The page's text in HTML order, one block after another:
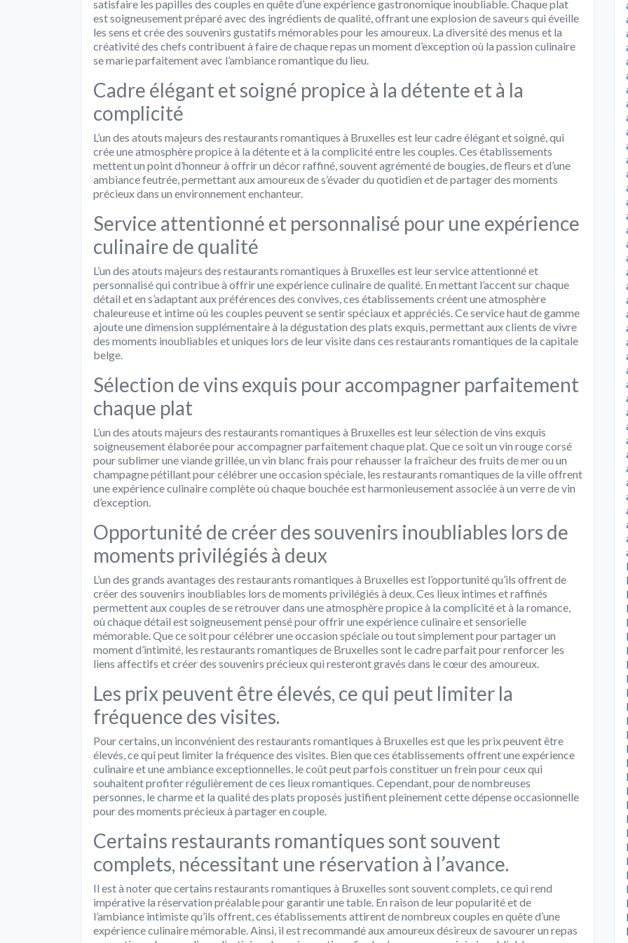
satisfaire les papilles des couples en quête d’une expérience gastronomique inoubliable. Chaque plat
est soigneusement préparé avec des ingrédients de qualité, offrant une explosion de saveurs qui éveille
les sens et crée des souvenirs gustatifs mémorables pour les amoureux. La diversité des menus et la
créativité des chefs contribuent à faire de chaque repas un moment d’exception où la passion culinaire
se marie parfaitement avec l’ambiance romantique du lieu.
Cadre élégant et soigné propice à la détente et à la
complicité
L’un des atouts majeurs des restaurants romantiques à Bruxelles est leur cadre élégant et soigné, qui
crée une atmosphère propice à la détente et à la complicité entre les couples. Ces établissements
mettent un point d’honneur à offrir un décor raffiné, souvent agrémenté de bougies, de fleurs et d’une
ambiance feutrée, permettant aux amoureux de s’évader du quotidien et de partager des moments
précieux dans un environnement enchanteur.
Service attentionné et personnalisé pour une expérience
culinaire de qualité
L’un des atouts majeurs des restaurants romantiques à Bruxelles est leur service attentionné et
personnalisé qui contribue à offrir une expérience culinaire de qualité. En mettant l’accent sur chaque
détail et en s’adaptant aux préférences des convives, ces établissements créent une atmosphère
chaleureuse et intime où les couples peuvent se sentir spéciaux et appréciés. Ce service haut de gamme
ajoute une dimension supplémentaire à la dégustation des plats exquis, permettant aux clients de vivre
des moments inoubliables et uniques lors de leur visite dans ces restaurants romantiques de la capitale
belge.
Sélection de vins exquis pour accompagner parfaitement
chaque plat
L’un des atouts majeurs des restaurants romantiques à Bruxelles est leur sélection de vins exquis
soigneusement élaborée pour accompagner parfaitement chaque plat. Que ce soit un vin rouge corsé
pour sublimer une viande grillée, un vin blanc frais pour rehausser la fraîcheur des fruits de mer ou un
champagne pétillant pour célébrer une occasion spéciale, les restaurants romantiques de la ville offrent
une expérience culinaire complète où chaque bouchée est harmonieusement associée à un verre de vin
d’exception.
Opportunité de créer des souvenirs inoubliables lors de
moments privilégiés à deux
L’un des grands avantages des restaurants romantiques à Bruxelles est l’opportunité qu’ils offrent de
créer des souvenirs inoubliables lors de moments privilégiés à deux. Ces lieux intimes et raffinés
permettent aux couples de se retrouver dans une atmosphère propice à la complicité et à la romance,
où chaque détail est soigneusement pensé pour offrir une expérience culinaire et sensorielle
mémorable. Que ce soit pour célébrer une occasion spéciale ou tout simplement pour partager un
moment d’intimité, les restaurants romantiques de Bruxelles sont le cadre parfait pour renforcer les
liens affectifs et créer des souvenirs précieux qui resteront gravés dans le cœur des amoureux.
Les prix peuvent être élevés, ce qui peut limiter la
fréquence des visites.
Pour certains, un inconvénient des restaurants romantiques à Bruxelles est que les prix peuvent être
élevés, ce qui peut limiter la fréquence des visites. Bien que ces établissements offrent une expérience
culinaire et une ambiance exceptionnelles, le coût peut parfois constituer un frein pour ceux qui
souhaitent profiter régulièrement de ces lieux romantiques. Cependant, pour de nombreuses
personnes, le charme et la qualité des plats proposés justifient pleinement cette dépense occasionnelle
pour des moments précieux à partager en couple.
Certains restaurants romantiques sont souvent
complets, nécessitant une réservation à l’avance.
Il est à noter que certains restaurants romantiques à Bruxelles sont souvent complets, ce qui rend
impérative la réservation préalable pour garantir une table. En raison de leur popularité et de
l’ambiance intimiste qu’ils offrent, ces établissements attirent de nombreux couples en quête d’une
expérience culinaire mémorable. Ainsi, il est recommandé aux amoureux désireux de savourer un repas